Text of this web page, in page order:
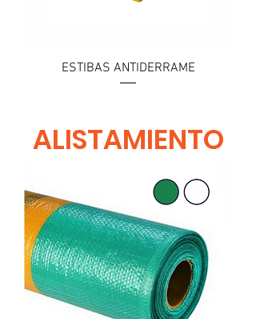
ESTIBAS ANTIDERRAME
ALISTAMIENTO